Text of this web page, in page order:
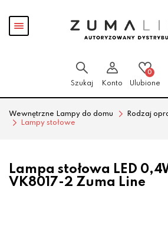
Pokaż
menu
Szukaj Konto
0
Ulubione
Wewnętrzne Lampy do domu
Rodzaj
Lampy stołowe
Lampa stołowa LED
VK8017-2 Zuma Line